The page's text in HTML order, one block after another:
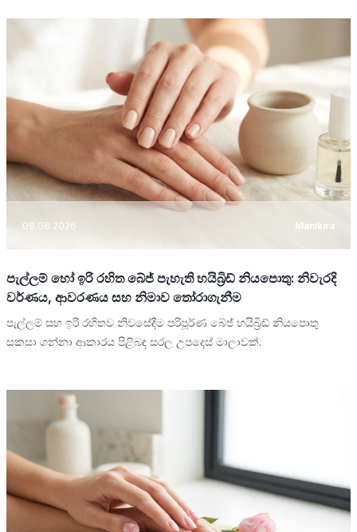
08.08.2026 Manikira
පැල්ලම් හෝ ඉරි රහිත බේජ් පැහැති හයිබ්‍රිඩ් නියපොතු: නිවැරදි
වර්ණය, ආවරණය සහ නිමාව තෝරාගැනීම
පැල්ලම් සහ ඉරි රහිතව නිවසේදීම පරිපූර්ණ බේජ් හයිබ්‍රිඩ් නියපොතු
සකසා ගන්නා ආකාරය පිළිබඳ සරල උපදෙස් මාලාවක්.